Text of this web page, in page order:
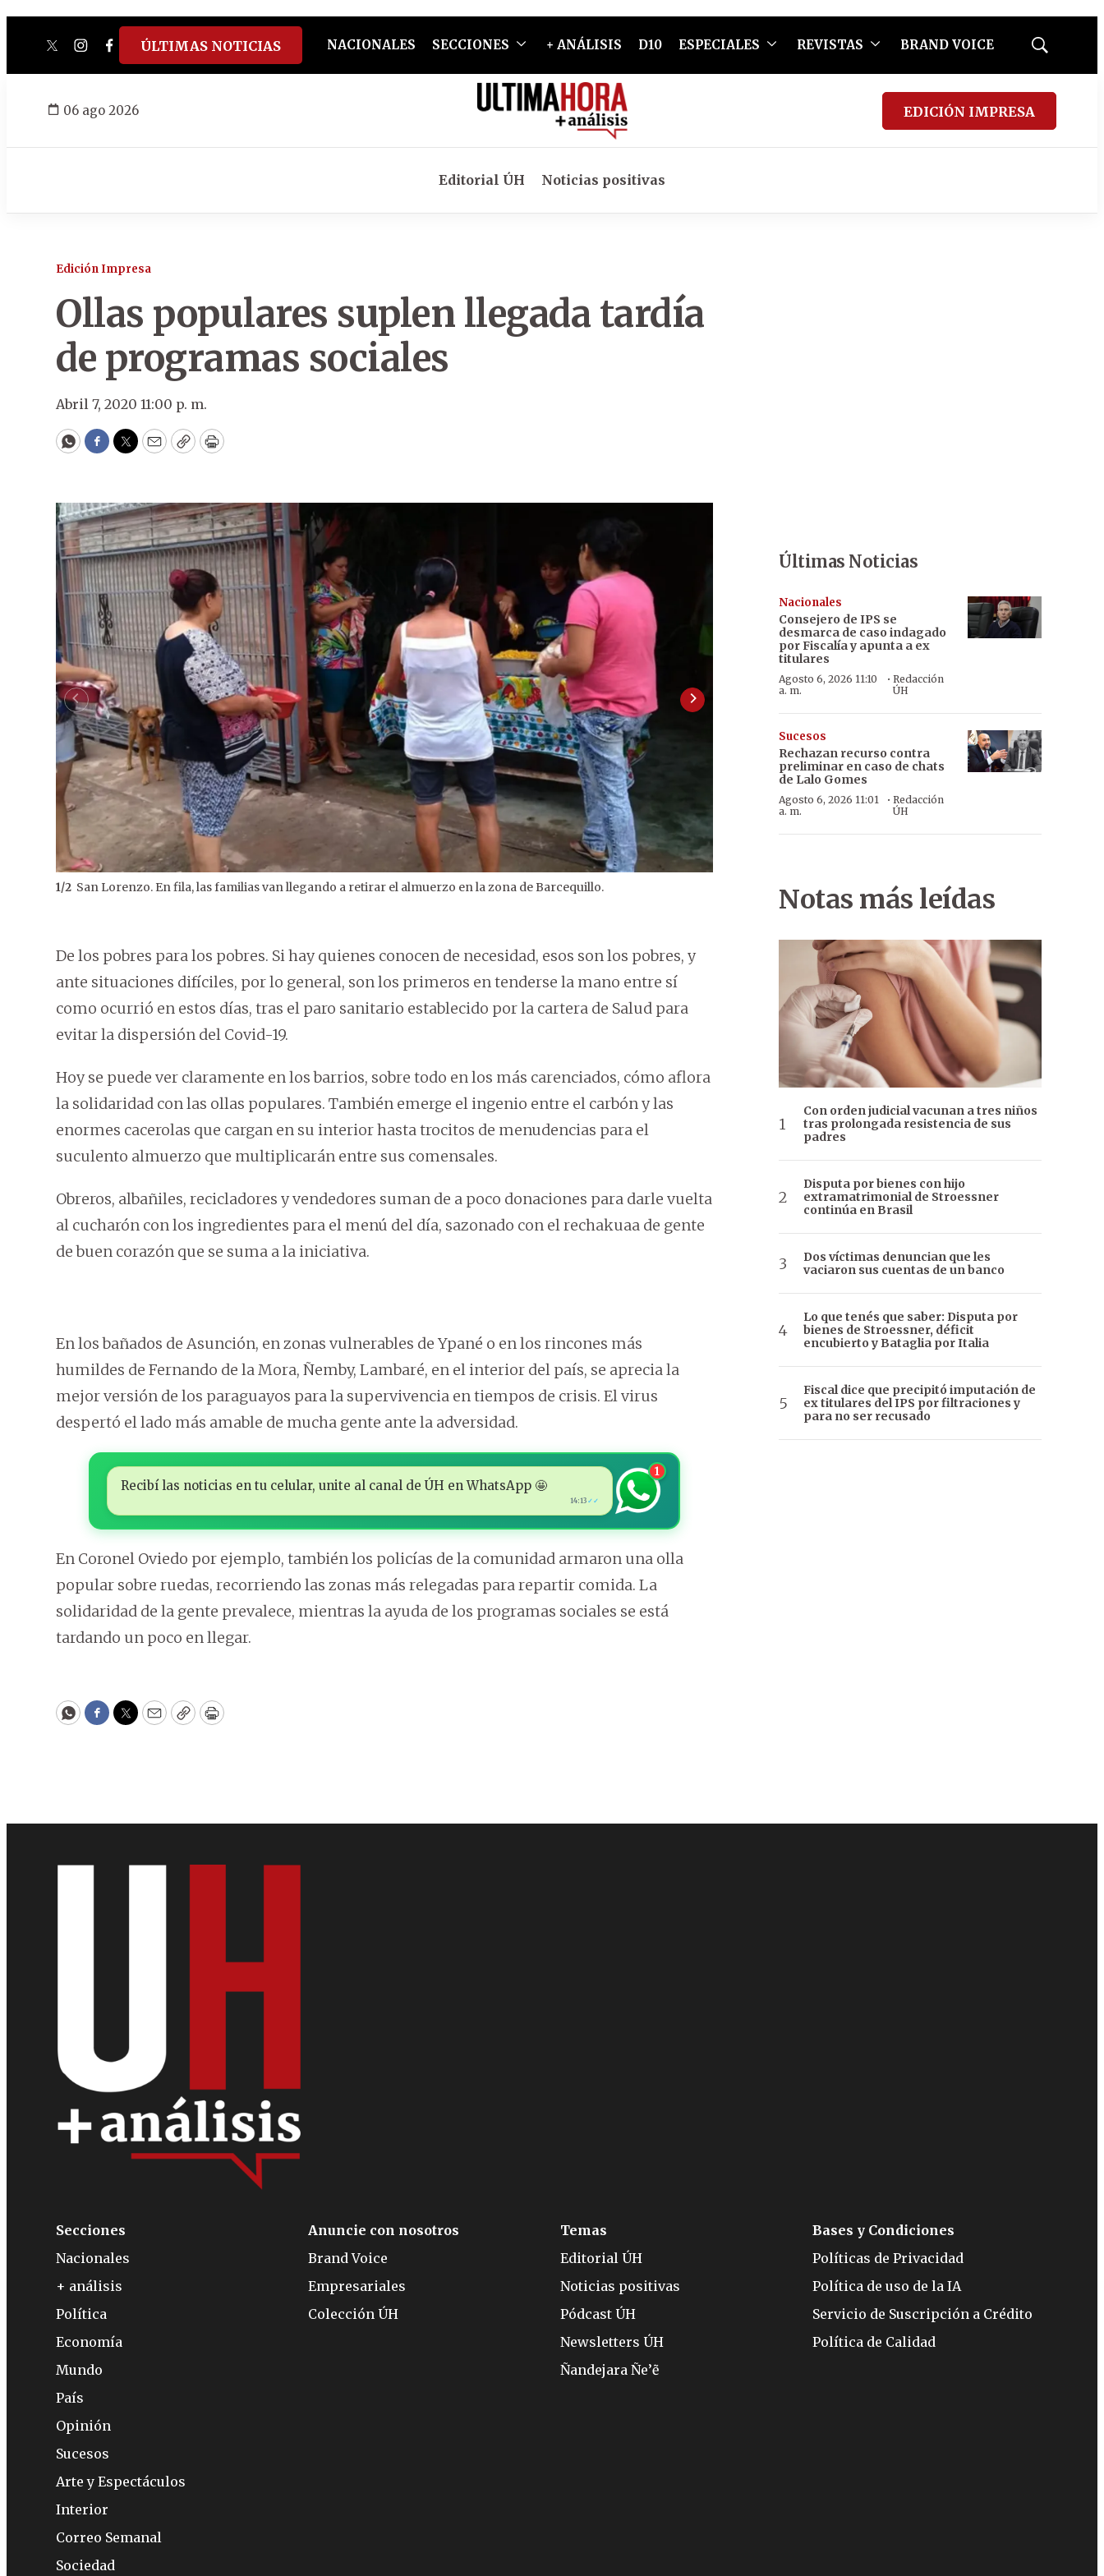
twitterinstagram
facebook
tiktokyoutube
spotify
ÚLTIMAS NOTICIAS NACIONALES SECCIONES + ANÁLISIS D10 ESPECIALES REVISTAS BRAND VOICE
Mostrar
06 ago 2026 EDICIÓN IMPRESA
Editorial ÚH Noticias positivas
Edición Impresa
Ollas populares suplen llegada tardía
de programas sociales
Abril 7, 2020 11:00 p. m.
WhatsApp
Facebook
Twitter
EmailCopyPrint
1/2 San Lorenzo. En fila, las familias van llegando a retirar el almuerzo en la zona de Barcequillo. Fernando. En la parroquia San Francisco de Asís, la
De los pobres para los pobres. Si hay quienes conocen de necesidad, esos son los pobres, y
ante situaciones difíciles, por lo general, son los primeros en tenderse la mano entre sí
como ocurrió en estos días, tras el paro sanitario establecido por la cartera de Salud para
evitar la dispersión del Covid-19.
Hoy se puede ver claramente en los barrios, sobre todo en los más carenciados, cómo aflora
la solidaridad con las ollas populares. También emerge el ingenio entre el carbón y las
enormes cacerolas que cargan en su interior hasta trocitos de menudencias para el
suculento almuerzo que multiplicarán entre sus comensales.
Obreros, albañiles, recicladores y vendedores suman de a poco donaciones para darle vuelta
al cucharón con los ingredientes para el menú del día, sazonado con el rechakuaa de gente
de buen corazón que se suma a la iniciativa.
En los bañados de Asunción, en zonas vulnerables de Ypané o en los rincones más
humildes de Fernando de la Mora, Ñemby, Lambaré, en el interior del país, se aprecia la
mejor versión de los paraguayos para la supervivencia en tiempos de crisis. El virus
despertó el lado más amable de mucha gente ante la adversidad.
Recibí las noticias en tu celular, unite al canal de ÚH en WhatsApp 🤩
14:13 ✓✓
1
En Coronel Oviedo por ejemplo, también los policías de la comunidad armaron una olla
popular sobre ruedas, recorriendo las zonas más relegadas para repartir comida. La
solidaridad de la gente prevalece, mientras la ayuda de los programas sociales se está
tardando un poco en llegar.
WhatsApp
Facebook
Twitter
EmailCopyPrint
Últimas Noticias
Nacionales
Consejero de IPS se
desmarca de caso indagado
por Fiscalía y apunta a ex
titulares
Agosto 6, 2026 11:10
a. m.
· Redacción
ÚH
Sucesos
Rechazan recurso contra
preliminar en caso de chats
de Lalo Gomes
Agosto 6, 2026 11:01
a. m.
·Redacción
ÚH
Notas más leídas
Con orden judicial vacunan a tres niños
tras prolongada resistencia de sus
padres
Disputa por bienes con hijo
extramatrimonial de Stroessner
continúa en Brasil
Dos víctimas denuncian que les
vaciaron sus cuentas de un banco
Lo que tenés que saber: Disputa por
bienes de Stroessner, déficit
encubierto y Bataglia por Italia
Fiscal dice que precipitó imputación de
ex titulares del IPS por filtraciones y
para no ser recusado
Secciones
Nacionales
+ análisis
Política
Economía
Mundo
País
Opinión
Sucesos
Arte y Espectáculos
Interior
Correo Semanal
Sociedad
Anuncie con nosotros
Brand Voice
Empresariales
Colección ÚH
Temas
Editorial ÚH
Noticias positivas
Pódcast ÚH
Newsletters ÚH
Ñandejara Ñe’ẽ
Bases y Condiciones
Políticas de Privacidad
Política de uso de la IA
Servicio de Suscripción a Crédito
Política de Calidad